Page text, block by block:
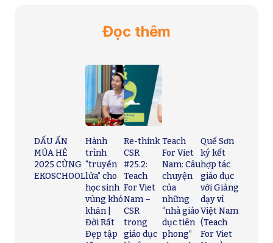
Đọc thêm
DẤU ẤN
MÙA HÈ
2025 CÙNG
EKOSCHOOL
Hành
trình
“truyền
lửa” cho
học sinh
vùng khó
khăn |
Đời Rất
Đẹp tập
Re-think
CSR
#25.2:
Teach
For Viet
Nam –
CSR
trong
giáo dục
Teach
For Viet
Nam: Câu
chuyện
của
những
“nhà giáo
dục tiên
phong”
Quế Sơn
ký kết
hợp tác
giáo dục
với Giảng
dạy vì
Việt Nam
(Teach
For Viet